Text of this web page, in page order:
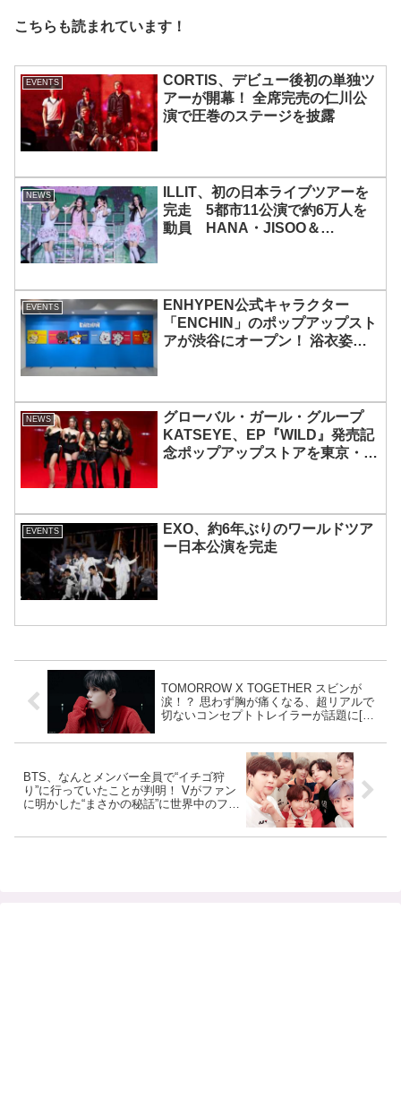
こちらも読まれています！
EVENTS
CORTIS、デビュー後初の単独ツ
アーが開幕！ 全席完売の仁川公
演で圧巻のステージを披露
NEWS
ILLIT、初の日本ライブツアーを
完走 5都市11公演で約6万人を
動員 HANA・JISOO＆
EVENTS
ENHYPEN公式キャラクター
「ENCHIN」のポップアップスト
アが渋谷にオープン！ 浴衣姿の
NEWS
グローバル・ガール・グループ
KATSEYE、EP『WILD』発売記
念ポップアップストアを東京・原
EVENTS
EXO、約6年ぶりのワールドツア
ー日本公演を完走
TOMORROW X TOGETHER スビンが
涙！？ 思わず胸が痛くなる、超リアルで
切ないコンセプトトレイラーが話題に[動
BTS、なんとメンバー全員で“イチゴ狩
り”に行っていたことが判明！ Vがファン
に明かした“まさかの秘話”に世界中のファ